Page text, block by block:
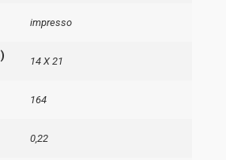
impresso
14 X 21
164
0,22